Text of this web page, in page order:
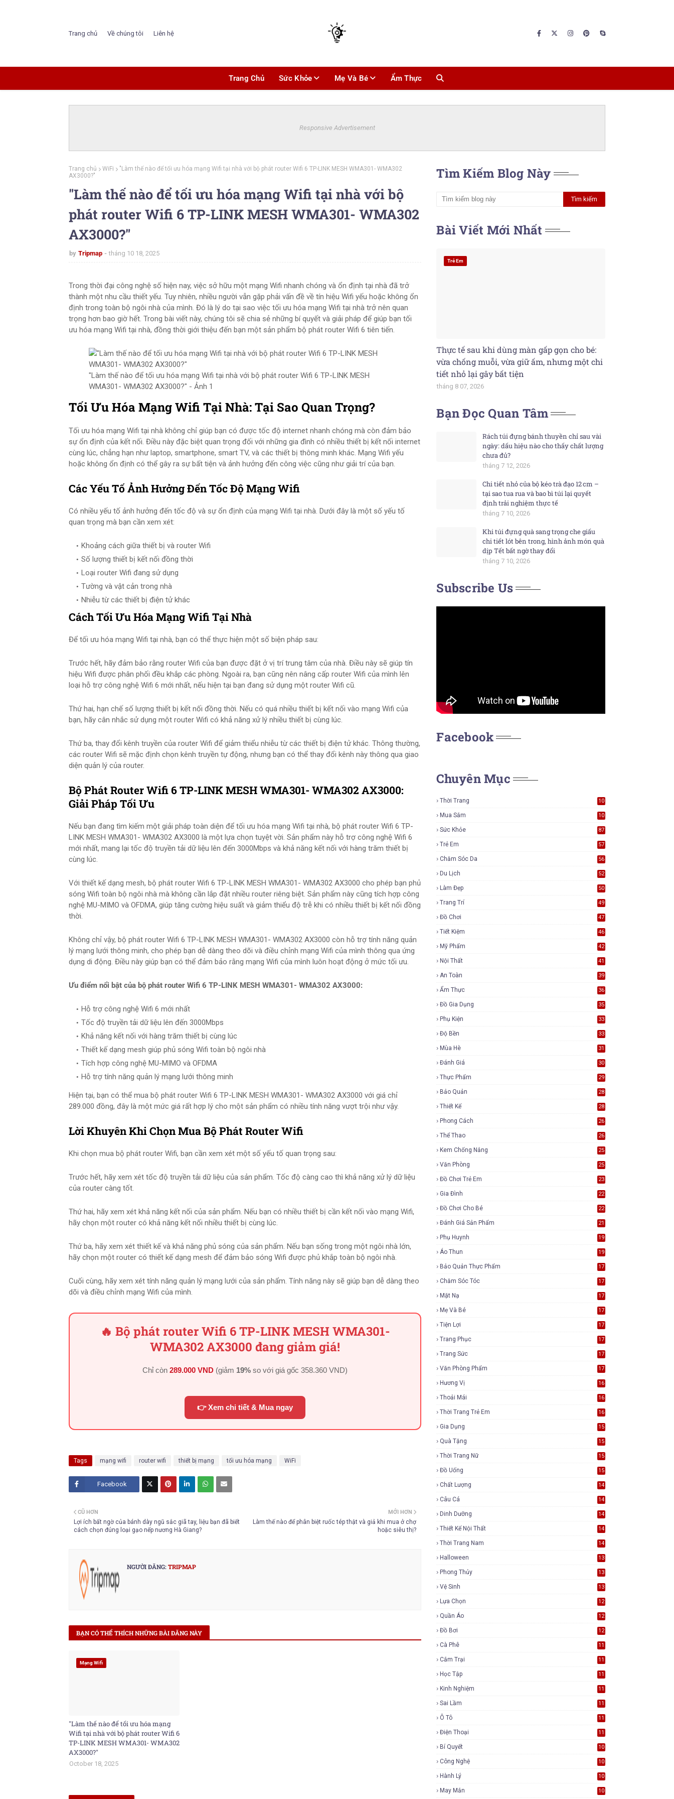
Trang chủ Về chúng tôi Liên hệ
Trang Chủ Sức Khỏe Mẹ Và Bé Ẩm Thực
Responsive Advertisement
Trang chủ WiFi
"Làm thế nào để tối ưu hóa mạng Wifi tại nhà với bộ phát router Wifi 6 TP-LINK MESH WMA301- WMA302
AX3000?"
"Làm thế nào để tối ưu hóa mạng Wifi tại nhà với bộ
phát router Wifi 6 TP-LINK MESH WMA301- WMA302
AX3000?"
by Tripmap tháng 10 18, 2025
Trong thời đại công nghệ số hiện nay, việc sở hữu một mạng Wifi nhanh chóng và ổn định tại nhà đã trở
thành một nhu cầu thiết yếu. Tuy nhiên, nhiều người vẫn gặp phải vấn đề về tín hiệu Wifi yếu hoặc không ổn
định trong toàn bộ ngôi nhà của mình. Đó là lý do tại sao việc tối ưu hóa mạng Wifi tại nhà trở nên quan
trọng hơn bao giờ hết. Trong bài viết này, chúng tôi sẽ chia sẻ những bí quyết và giải pháp để giúp bạn tối
ưu hóa mạng Wifi tại nhà, đồng thời giới thiệu đến bạn một sản phẩm bộ phát router Wifi 6 tiên tiến.
"Làm thế nào để tối ưu hóa mạng Wifi tại nhà với bộ phát router Wifi 6 TP-LINK MESH
WMA301- WMA302 AX3000?" - Ảnh 1
Tối Ưu Hóa Mạng Wifi Tại Nhà: Tại Sao Quan Trọng?
Tối ưu hóa mạng Wifi tại nhà không chỉ giúp bạn có được tốc độ internet nhanh chóng mà còn đảm bảo
sự ổn định của kết nối. Điều này đặc biệt quan trọng đối với những gia đình có nhiều thiết bị kết nối internet
cùng lúc, chẳng hạn như laptop, smartphone, smart TV, và các thiết bị thông minh khác. Mạng Wifi yếu
hoặc không ổn định có thể gây ra sự bất tiện và ảnh hưởng đến công việc cũng như giải trí của bạn.
Các Yếu Tố Ảnh Hưởng Đến Tốc Độ Mạng Wifi
Có nhiều yếu tố ảnh hưởng đến tốc độ và sự ổn định của mạng Wifi tại nhà. Dưới đây là một số yếu tố
quan trọng mà bạn cần xem xét:
Khoảng cách giữa thiết bị và router Wifi
Số lượng thiết bị kết nối đồng thời
Loại router Wifi đang sử dụng
Tường và vật cản trong nhà
Nhiễu từ các thiết bị điện tử khác
Cách Tối Ưu Hóa Mạng Wifi Tại Nhà
Để tối ưu hóa mạng Wifi tại nhà, bạn có thể thực hiện một số biện pháp sau:
Trước hết, hãy đảm bảo rằng router Wifi của bạn được đặt ở vị trí trung tâm của nhà. Điều này sẽ giúp tín
hiệu Wifi được phân phối đều khắp các phòng. Ngoài ra, bạn cũng nên nâng cấp router Wifi của mình lên
loại hỗ trợ công nghệ Wifi 6 mới nhất, nếu hiện tại bạn đang sử dụng một router Wifi cũ.
Thứ hai, hạn chế số lượng thiết bị kết nối đồng thời. Nếu có quá nhiều thiết bị kết nối vào mạng Wifi của
bạn, hãy cân nhắc sử dụng một router Wifi có khả năng xử lý nhiều thiết bị cùng lúc.
Thứ ba, thay đổi kênh truyền của router Wifi để giảm thiểu nhiễu từ các thiết bị điện tử khác. Thông thường,
các router Wifi sẽ mặc định chọn kênh truyền tự động, nhưng bạn có thể thay đổi kênh này thông qua giao
diện quản lý của router.
Bộ Phát Router Wifi 6 TP-LINK MESH WMA301- WMA302 AX3000:
Giải Pháp Tối Ưu
Nếu bạn đang tìm kiếm một giải pháp toàn diện để tối ưu hóa mạng Wifi tại nhà, bộ phát router Wifi 6 TP-
LINK MESH WMA301- WMA302 AX3000 là một lựa chọn tuyệt vời. Sản phẩm này hỗ trợ công nghệ Wifi 6
mới nhất, mang lại tốc độ truyền tải dữ liệu lên đến 3000Mbps và khả năng kết nối với hàng trăm thiết bị
cùng lúc.
Với thiết kế dạng mesh, bộ phát router Wifi 6 TP-LINK MESH WMA301- WMA302 AX3000 cho phép bạn phủ
sóng Wifi toàn bộ ngôi nhà mà không cần lắp đặt nhiều router riêng biệt. Sản phẩm này cũng tích hợp công
nghệ MU-MIMO và OFDMA, giúp tăng cường hiệu suất và giảm thiểu độ trễ khi có nhiều thiết bị kết nối đồng
thời.
Không chỉ vậy, bộ phát router Wifi 6 TP-LINK MESH WMA301- WMA302 AX3000 còn hỗ trợ tính năng quản
lý mạng lưới thông minh, cho phép bạn dễ dàng theo dõi và điều chỉnh mạng Wifi của mình thông qua ứng
dụng di động. Điều này giúp bạn có thể đảm bảo rằng mạng Wifi của mình luôn hoạt động ở mức tối ưu.
Ưu điểm nổi bật của bộ phát router Wifi 6 TP-LINK MESH WMA301- WMA302 AX3000:
Hỗ trợ công nghệ Wifi 6 mới nhất
Tốc độ truyền tải dữ liệu lên đến 3000Mbps
Khả năng kết nối với hàng trăm thiết bị cùng lúc
Thiết kế dạng mesh giúp phủ sóng Wifi toàn bộ ngôi nhà
Tích hợp công nghệ MU-MIMO và OFDMA
Hỗ trợ tính năng quản lý mạng lưới thông minh
Hiện tại, bạn có thể mua bộ phát router Wifi 6 TP-LINK MESH WMA301- WMA302 AX3000 với giá chỉ
289.000 đồng, đây là một mức giá rất hợp lý cho một sản phẩm có nhiều tính năng vượt trội như vậy.
Lời Khuyên Khi Chọn Mua Bộ Phát Router Wifi
Khi chọn mua bộ phát router Wifi, bạn cần xem xét một số yếu tố quan trọng sau:
Trước hết, hãy xem xét tốc độ truyền tải dữ liệu của sản phẩm. Tốc độ càng cao thì khả năng xử lý dữ liệu
của router càng tốt.
Thứ hai, hãy xem xét khả năng kết nối của sản phẩm. Nếu bạn có nhiều thiết bị cần kết nối vào mạng Wifi,
hãy chọn một router có khả năng kết nối nhiều thiết bị cùng lúc.
Thứ ba, hãy xem xét thiết kế và khả năng phủ sóng của sản phẩm. Nếu bạn sống trong một ngôi nhà lớn,
hãy chọn một router có thiết kế dạng mesh để đảm bảo sóng Wifi được phủ khắp toàn bộ ngôi nhà.
Cuối cùng, hãy xem xét tính năng quản lý mạng lưới của sản phẩm. Tính năng này sẽ giúp bạn dễ dàng theo
dõi và điều chỉnh mạng Wifi của mình.
🔥 Bộ phát router Wifi 6 TP-LINK MESH WMA301-
WMA302 AX3000 đang giảm giá!
Chỉ còn289.000 VND (giảm 19% so với giá gốc358.360 VND)
👉 Xem chi tiết & Mua ngay
Tags mạng wifi router wifi thiết bị mạng tối ưu hóa mạng WiFi
Facebook
MỚI HƠN
Làm thế nào để phân biệt ruốc tép thật và giả khi mua ở chợ
hoặc siêu thị?
CŨ HƠN
Lợi ích bất ngờ của bánh dày ngũ sắc giã tay, liệu bạn đã biết
cách chọn đúng loại gạo nếp nương Hà Giang?
NGƯỜI ĐĂNG:TRIPMAP
BẠN CÓ THỂ THÍCH NHỮNG BÀI ĐĂNG NÀY
Mạng Wifi
"Làm thế nào để tối ưu hóa mạng
Wifi tại nhà với bộ phát router Wifi 6
TP-LINK MESH WMA301- WMA302
AX3000?"
October 18, 2025
Tìm Kiếm Blog Này
Bài Viết Mới Nhất
Trẻ Em
Thực tế sau khi dùng màn gấp gọn cho bé:
vừa chống muỗi, vừa giữ ấm, nhưng một chi
tiết nhỏ lại gây bất tiện
tháng 8 07, 2026
Bạn Đọc Quan Tâm
Rách túi đựng bánh thuyền chỉ sau vài
ngày: dấu hiệu nào cho thấy chất lượng
chưa đủ?
tháng 7 12, 2026
Chi tiết nhỏ của bộ kéo trà đạo 12 cm –
tại sao tua rua và bao bì túi lại quyết
định trải nghiệm thực tế
tháng 7 10, 2026
Khi túi đựng quà sang trọng che giấu
chi tiết lót bên trong, hình ảnh món quà
dịp Tết bất ngờ thay đổi
tháng 7 10, 2026
Subscribe Us
Facebook
Chuyên Mục
Thời Trang
10
Mua Sắm
10
Sức Khỏe 87
Trẻ Em 57
Chăm Sóc Da 56
Du Lịch 52
Làm Đẹp 50
Trang Trí 49
Đồ Chơi 47
Tiết Kiệm 46
Mỹ Phẩm 42
Nội Thất 41
An Toàn 39
Ẩm Thực 36
Đồ Gia Dụng 35
Phụ Kiện 33
Độ Bền 33
Mùa Hè 31
Đánh Giá 30
Thực Phẩm 29
Bảo Quản 28
Thiết Kế 28
Phong Cách 26
Thể Thao 26
Kem Chống Nắng 25
Văn Phòng 25
Đồ Chơi Trẻ Em 23
Gia Đình 22
Đồ Chơi Cho Bé 22
Đánh Giá Sản Phẩm 21
Phụ Huynh 19
Áo Thun 19
Bảo Quản Thực Phẩm 17
Chăm Sóc Tóc 17
Mặt Nạ 17
Mẹ Và Bé 17
Tiện Lợi 17
Trang Phục 17
Trang Sức 17
Văn Phòng Phẩm 17
Hương Vị 16
Thoải Mái 16
Thời Trang Trẻ Em 16
Gia Dụng 15
Quà Tặng 15
Thời Trang Nữ 15
Đồ Uống 15
Chất Lượng 14
Câu Cá 14
Dinh Dưỡng 14
Thiết Kế Nội Thất 14
Thời Trang Nam 14
Halloween 13
Phong Thủy 13
Vệ Sinh 13
Lựa Chọn 12
Quần Áo 12
Đồ Bơi 12
Cà Phê 11
Cắm Trại 11
Học Tập 11
Kinh Nghiệm 11
Sai Lầm 11
Ô Tô 11
Điện Thoại 11
Bí Quyết 10
Công Nghệ 10
Hành Lý 10
May Mắn 10